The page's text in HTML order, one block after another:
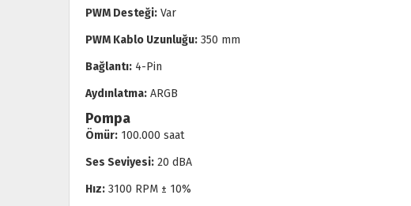
PWM Desteği: Var
PWM Kablo Uzunluğu: 350 mm
Bağlantı: 4-Pin
Aydınlatma: ARGB
Pompa
Ömür: 100.000 saat
Ses Seviyesi: 20 dBA
Hız: 3100 RPM ± 10%